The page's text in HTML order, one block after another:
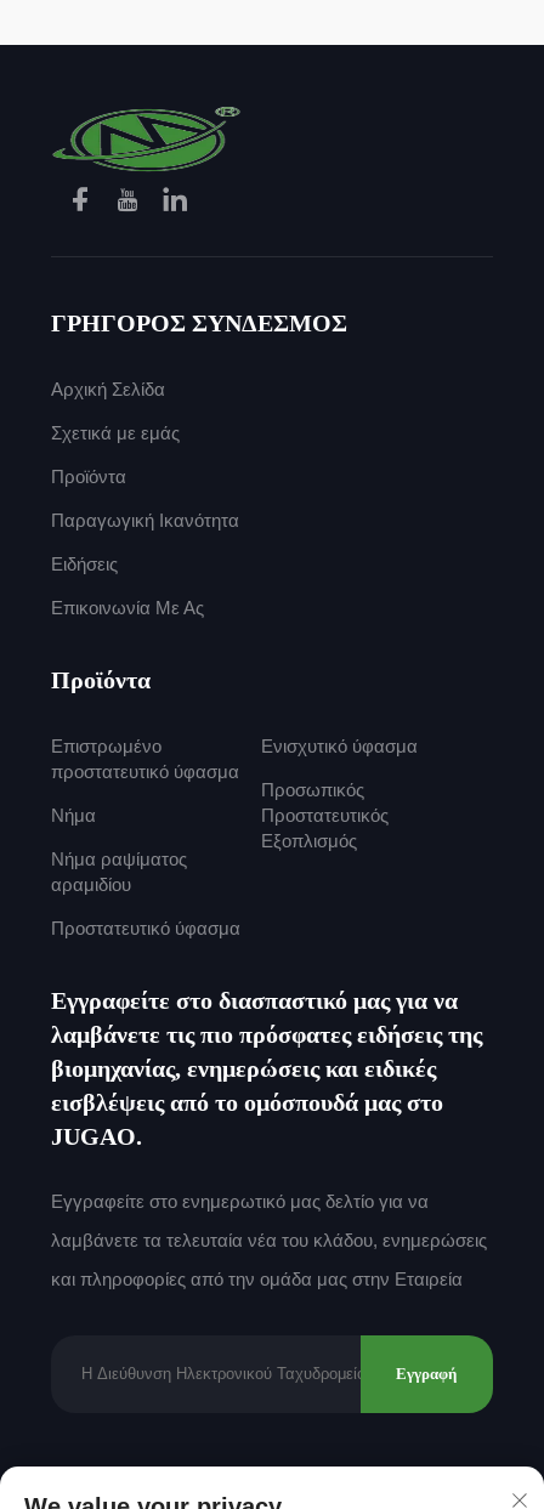
ΓΡΗΓΟΡΟΣ ΣΥΝΔΕΣΜΟΣ
Αρχική Σελίδα
Σχετικά με εμάς
Προϊόντα
Παραγωγική Ικανότητα
Ειδήσεις
Επικοινωνία Με Ας
Προϊόντα
Επιστρωμένο
προστατευτικό ύφασμα
Νήμα
Νήμα ραψίματος
αραμιδίου
Προστατευτικό ύφασμα
Ενισχυτικό ύφασμα
Προσωπικός
Προστατευτικός
Εξοπλισμός
Εγγραφείτε στο διασπαστικό μας για να
λαμβάνετε τις πιο πρόσφατες ειδήσεις της
βιομηχανίας, ενημερώσεις και ειδικές
εισβλέψεις από το ομόσπουδά μας στο
JUGAO.
Εγγραφείτε στο ενημερωτικό μας δελτίο για να
λαμβάνετε τα τελευταία νέα του κλάδου, ενημερώσεις
και πληροφορίες από την ομάδα μας στην Εταιρεία
Εγγραφή